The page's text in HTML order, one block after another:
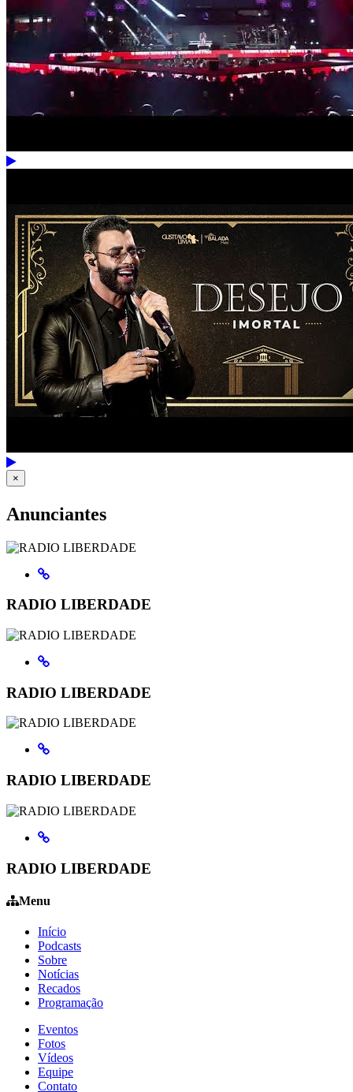
×
Anunciantes
RADIO LIBERDADE
RADIO LIBERDADE
RADIO LIBERDADE
RADIO LIBERDADE
Menu
Início
Podcasts
Sobre
Notícias
Recados
Programação
Eventos
Fotos
Vídeos
Equipe
Contato